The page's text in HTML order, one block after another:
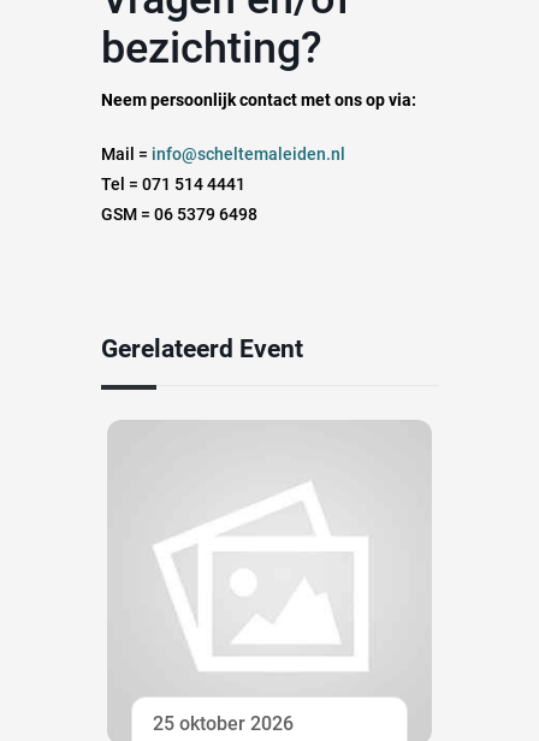
bezichting?
Neem persoonlijk contact met ons op via:
Mail = info@scheltemaleiden.nl
Tel = 071 514 4441
GSM = 06 5379 6498
Gerelateerd Event
25 oktober 2026